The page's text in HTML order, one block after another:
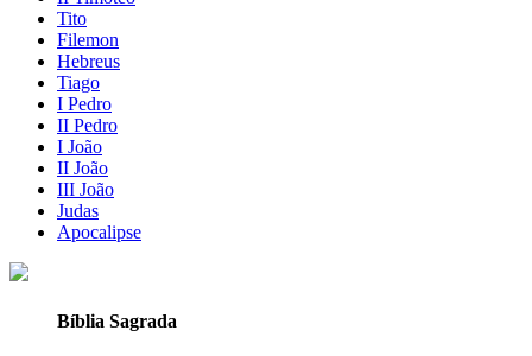
Tito
Filemon
Hebreus
Tiago
I Pedro
II Pedro
I João
II João
III João
Judas
Apocalipse
Bíblia Sagrada